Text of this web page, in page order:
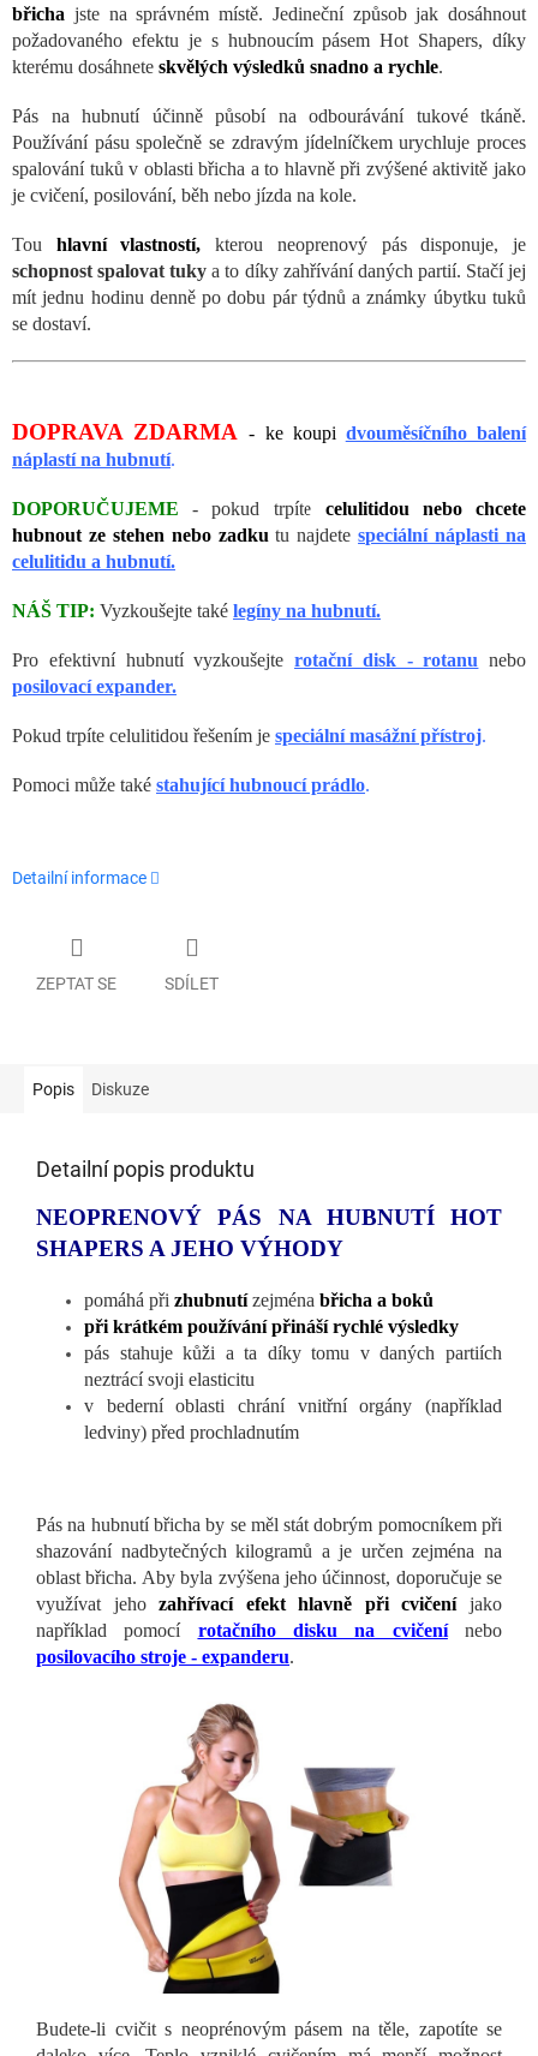
břicha jste na správném místě. Jedineční způsob jak dosáhnout
požadovaného efektu je s hubnoucím pásem Hot Shapers, díky
kterému dosáhnete skvělých výsledků snadno a rychle.
Pás na hubnutí
účinně působí na odbourávání tukové tkáně.
Používání pásu společně se zdravým jídelníčkem urychluje proces
spalování tuků v oblasti břicha a to hlavně při zvýšené aktivitě jako
je cvičení, posilování, běh nebo jízda na kole.
Tou hlavní vlastností, kterou neoprenový pás disponuje, je
schopnost spalovat tuky a to díky zahřívání daných partií. Stačí jej
mít jednu hodinu denně po dobu pár týdnů a známky úbytku tuků
se dostaví.
DOPRAVA ZDARMA - ke koupi dvouměsíčního balení
náplastí na hubnutí.
DOPORUČUJEME - pokud trpíte celulitidou nebo chcete
hubnout ze stehen nebo zadku tu najdetespeciální náplasti na
celulitidu a hubnutí.
NÁŠ TIP: Vyzkoušejte také legíny na hubnutí.
Pro efektivní hubnutí vyzkoušejte rotační disk - rotanu nebo
posilovací expander.
Pokud trpíte celulitidou řešením je speciální masážní přístroj.
Pomoci může také stahující hubnoucí prádlo.
Detailní informace
ZEPTAT SE SDÍLET
Popis Diskuze
Detailní popis produktu
NEOPRENOVÝ PÁS NA HUBNUTÍ HOT
SHAPERS A JEHO VÝHODY
pomáhá při zhubnutízejména břicha a boků
při krátkém používání přináší rychlé výsledky
pás stahuje kůži a ta díky tomu v daných partiích
neztrácí svoji elasticitu
v bederní oblasti chrání vnitřní orgány (například
ledviny) před prochladnutím
Pás na hubnutí břicha by se měl stát dobrým pomocníkem při
shazování nadbytečných kilogramů a je určen zejména na
oblast břicha. Aby byla zvýšena jeho účinnost, doporučuje se
využívat jehozahřívací efekt hlavně při cvičeníjako
například pomocí rotačního disku na cvičenínebo
posilovacího stroje - expanderu.
Budete-li cvičit s neoprénovým pásem na těle, zapotíte se